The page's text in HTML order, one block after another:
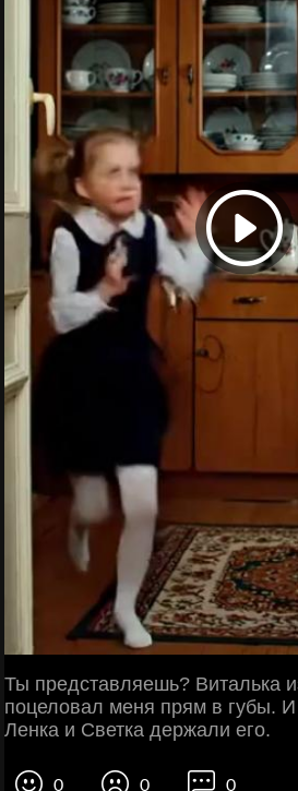
Ты представляешь? Виталька
поцеловал меня прям в губы. И
Ленка и Светка держали его.
0 0 0